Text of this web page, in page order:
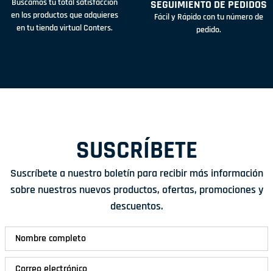
en los productos que adquieres
en tu tienda virtual Conters.
SEGUIMIENTO DE PEDIDOS
Fácil y Rápido con tu número de
pedido.
SUSCRÍBETE
Suscríbete a nuestro boletín para recibir más información
sobre nuestros nuevos productos, ofertas, promociones y
descuentos.